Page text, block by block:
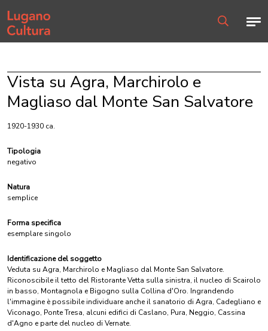
Home page
Vista su Agra, Marchirolo e
Magliaso dal Monte San Salvatore
1920-1930 ca.
Tipologia
negativo
Natura
semplice
Forma specifica
esemplare singolo
Identificazione del soggetto
Veduta su Agra, Marchirolo e Magliaso dal Monte San Salvatore.
Riconoscibile il tetto del Ristorante Vetta sulla sinistra, il nucleo di Scairolo
in basso, Montagnola e Bigogno sulla Collina d'Oro. Ingrandendo
l'immagine è possibile individuare anche il sanatorio di Agra, Cadegliano e
Viconago, Ponte Tresa, alcuni edifici di Caslano, Pura, Neggio, Cassina
d'Agno e parte del nucleo di Vernate.